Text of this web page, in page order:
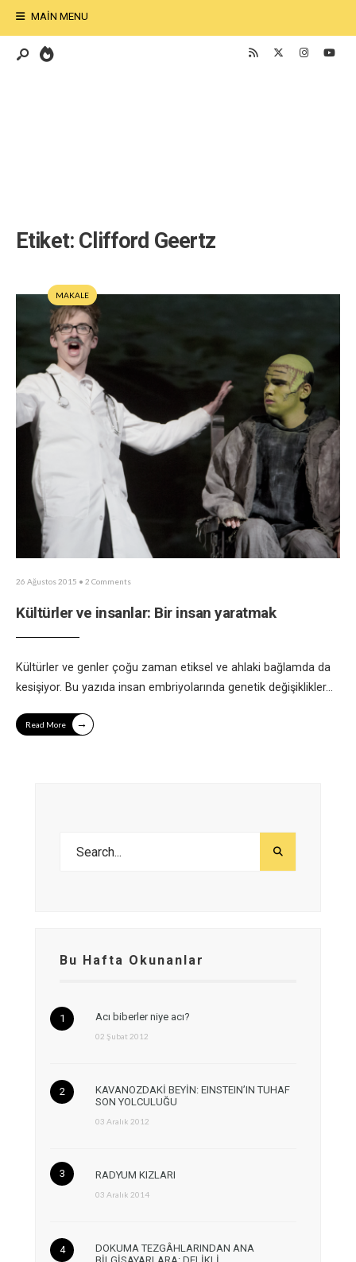
MAIN MENU
Etiket: Clifford Geertz
MAKALE
26 Ağustos 2015 • 2 Comments
Kültürler ve insanlar: Bir insan yaratmak
Kültürler ve genler çoğu zaman etiksel ve ahlaki bağlamda da
kesişiyor. Bu yazıda insan embriyolarında genetik değişiklikler...
Read More →
Bu Hafta Okunanlar
Acı biberler niye acı?
02 Şubat 2012
KAVANOZDAKİ BEYİN: EINSTEIN’IN TUHAF
SON YOLCULUĞU
03 Aralık 2012
RADYUM KIZLARI
03 Aralık 2014
DOKUMA TEZGÂHLARINDAN ANA